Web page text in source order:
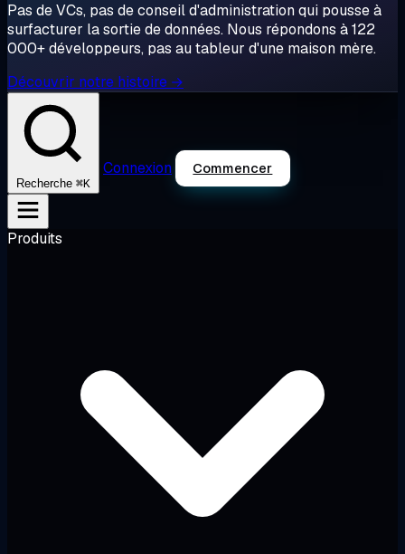
Pas de VCs, pas de conseil d'administration qui pousse à
surfacturer la sortie de données. Nous répondons à 122
000+ développeurs, pas au tableur d'une maison mère.
Découvrir notre histoire →
Recherche ⌘K
Connexion Commencer
Produits